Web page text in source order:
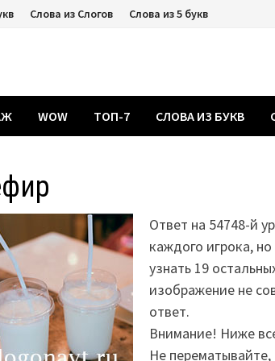
Слова из Слогов Слова из 5 букв
WOW ТОП-7 СЛОВА ИЗ БУКВ
Ответ на 54748-й
каждого игрока,
узнать 19
изображение не
ответ.
Внимание! Ниже
Не